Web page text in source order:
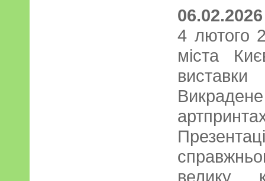
4 лютого
міста
велику